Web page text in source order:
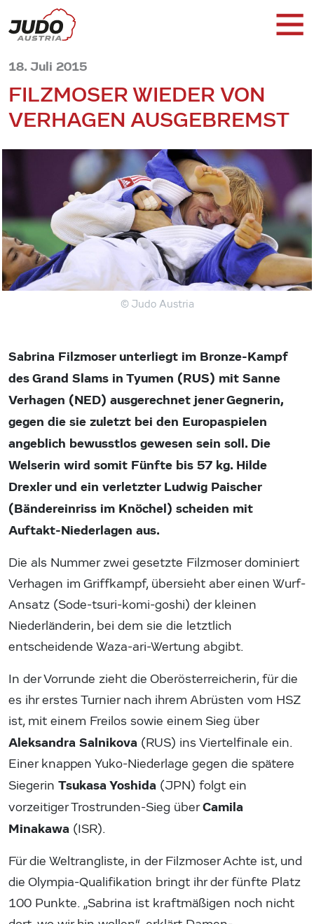
18. Juli 2015
FILZMOSER WIEDER VON
VERHAGEN AUSGEBREMST
© Judo Austria
Sabrina Filzmoser unterliegt im Bronze-Kampf
des Grand Slams in Tyumen (RUS) mit Sanne
Verhagen (NED) ausgerechnet jener Gegnerin,
gegen die sie zuletzt bei den Europaspielen
angeblich bewusstlos gewesen sein soll. Die
Welserin wird somit Fünfte bis 57 kg. Hilde
Drexler und ein verletzter Ludwig Paischer
(Bändereinriss im Knöchel) scheiden mit
Auftakt-Niederlagen aus.
Die als Nummer zwei gesetzte Filzmoser dominiert
Verhagen im Griffkampf, übersieht aber einen Wurf-
Ansatz (Sode-tsuri-komi-goshi) der kleinen
Niederländerin, bei dem sie die letztlich
entscheidende Waza-ari-Wertung abgibt.
In der Vorrunde zieht die Oberösterreicherin, für die
es ihr erstes Turnier nach ihrem Abrüsten vom HSZ
ist, mit einem Freilos sowie einem Sieg über
Aleksandra Salnikova (RUS) ins Viertelfinale ein.
Einer knappen Yuko-Niederlage gegen die spätere
Siegerin Tsukasa Yoshida (JPN) folgt ein
vorzeitiger Trostrunden-Sieg überCamila
Minakawa (ISR).
Für die Weltrangliste, in der Filzmoser Achte ist, und
die Olympia-Qualifikation bringt ihr der fünfte Platz
100 Punkte. „Sabrina ist kraftmäßigen noch nicht